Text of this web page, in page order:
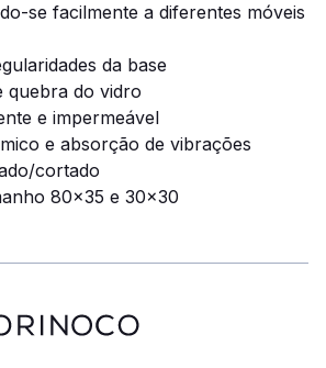
se facilmente a diferentes móveis
da base
do vidro
e impermeável
e absorção de vibrações
cortado
80x35 e 30x30